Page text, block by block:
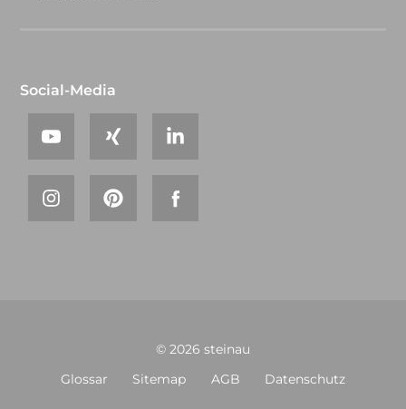
Social-Media
© 2026 steinau
Glossar Sitemap AGB Datenschutz